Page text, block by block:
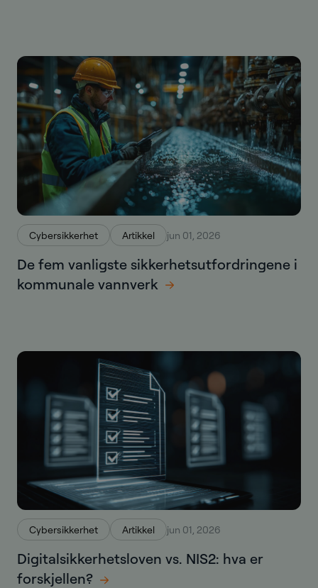
Cybersikkerhet Artikkel jun 01, 2026
De fem vanligste sikkerhetsutfordringene i
kommunale vannverk
Cybersikkerhet Artikkel jun 01, 2026
Digitalsikkerhetsloven vs. NIS2: hva er
forskjellen?